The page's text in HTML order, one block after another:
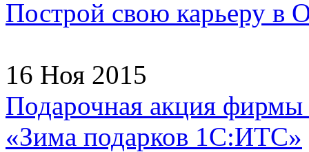
Построй свою карьеру
16 Ноя 2015
Подарочная акция
«Зима подарков 1С:ИТС»